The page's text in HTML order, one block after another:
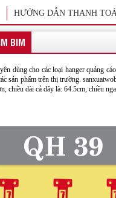
HƯỚNG DẪN THANH
BIM
dùng cho các loại hanger quảng
sản phẩm trên thị trường.
chiều dài cả dây là: 64.5cm, chiều